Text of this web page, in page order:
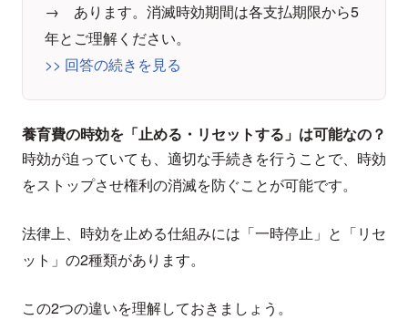
→ あります。消滅時効期間は各支払期限から5
年とご理解ください。
>> 回答の続きを見る
養育費の時効を「止める・リセットする」は可能なの？
時効が迫っていても、適切な手続きを行うことで、時効
をストップさせ権利の消滅を防ぐことが可能です。
法律上、時効を止める仕組みには「一時停止」と「リセ
ット」の2種類があります。
この2つの違いを理解しておきましょう。